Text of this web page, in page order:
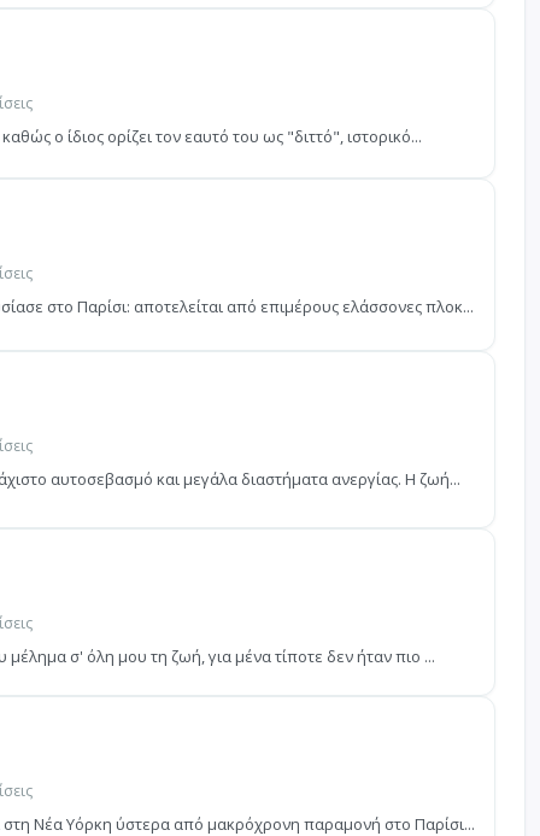
ο ίδιος ορίζει τον εαυτό του ως "διττό", ιστορικό...
στο Παρίσι: αποτελείται από επιμέρους ελάσσονες πλοκ...
αυτοσεβασμό και μεγάλα διαστήματα ανεργίας. Η ζωή...
σ' όλη μου τη ζωή, για μένα τίποτε δεν ήταν πιο ...
Νέα Υόρκη ύστερα από μακρόχρονη παραμονή στο Παρίσι...